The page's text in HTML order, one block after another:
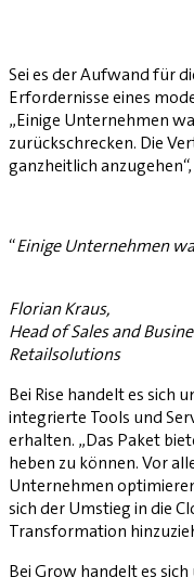
Sei es der Aufwand für
Erfordernisse eines
„Einige Unternehmen
zurückschrecken. Die
ganzheitlich
“Einige Unternehmen
Florian Kraus,
Head of Sales and
Retailsolutions
Bei Rise handelt es sich
integrierte Tools und
erhalten. „Das Paket
heben zu können. Vor
Unternehmen
sich der Umstieg in die
Transformation
Bei Grow handelt es